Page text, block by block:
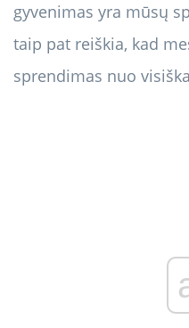
gyvenimas yra mūsų
taip pat reiškia, kad
sprendimas nuo